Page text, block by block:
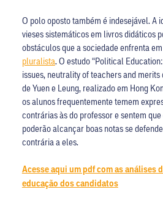
O polo oposto também é indesejável. A
vieses sistemáticos em livros didáticos
obstáculos que a sociedade enfrenta em
pluralista. O estudo “Political
issues, neutrality of teachers and merits
de Yuen e Leung, realizado em Hong
os alunos frequentemente temem
contrárias às do professor e sentem
poderão alcançar boas notas se
contrária a eles.
Acesse aqui um pdf com as análises
educação dos candidatos